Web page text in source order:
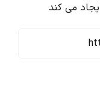
می کند